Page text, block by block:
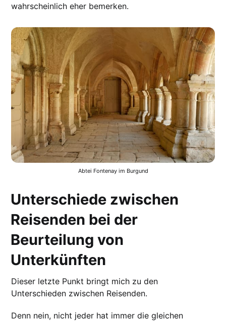
wahrscheinlich eher bemerken.
Abtei Fontenay im Burgund
Unterschiede zwischen
Reisenden bei der
Beurteilung von
Unterkünften
Dieser letzte Punkt bringt mich zu den
Unterschieden zwischen Reisenden.
Denn nein, nicht jeder hat immer die gleichen